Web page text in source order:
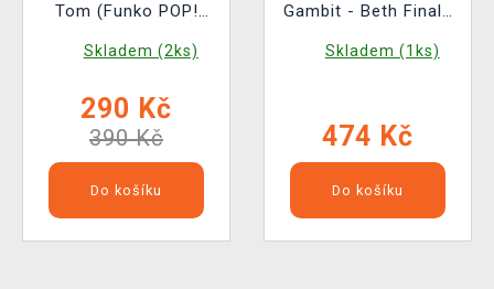
Tom (Funko POP!
Skladem (2ks)
290 Kč
390 Kč
Do košíku
Gambit - Beth Finale
(Funko POP!
Skladem (1ks)
474 Kč
Do košíku